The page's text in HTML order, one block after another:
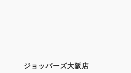
ジョッパーズ大阪店